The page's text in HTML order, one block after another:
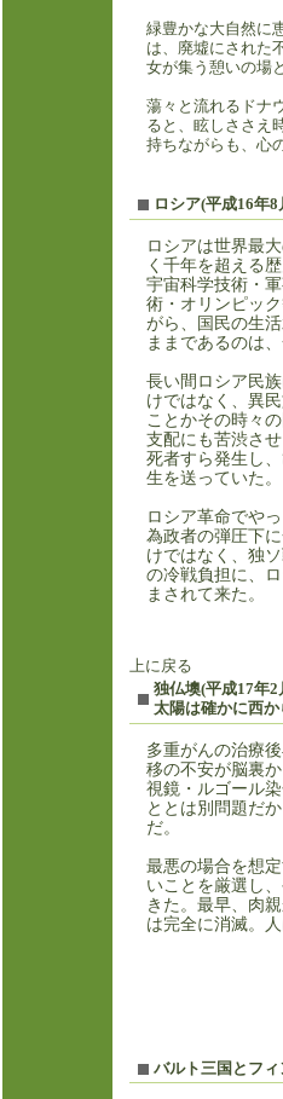
緑豊かな大自然に
は、廃墟にされた
女が集う憩いの場
蕩々と流れるドナ
ると、眩しささえ
持ちながらも、
ロシア(平成16年8
ロシアは世界最
く千年を超える
宇宙科学技術・
術・オリンピッ
がら、国民の生
ままであるのは
長い間ロシア民
けではなく、異
ことかその時々
支配にも苦渋さ
死者すら発生し
生を送っていた。
ロシア革命でや
為政者の弾圧下
けではなく、独
の冷戦負担に、
まされて来た。
上に戻る
独仏墺(平成17年2
太陽は確かに西か
多重がんの治療
移の不安が脳裏
視鏡・ルゴール
ととは別問題だか
最悪の場合を想
いことを厳選し
きた。最早、肉
は完全に消
上
バルト三国とフ